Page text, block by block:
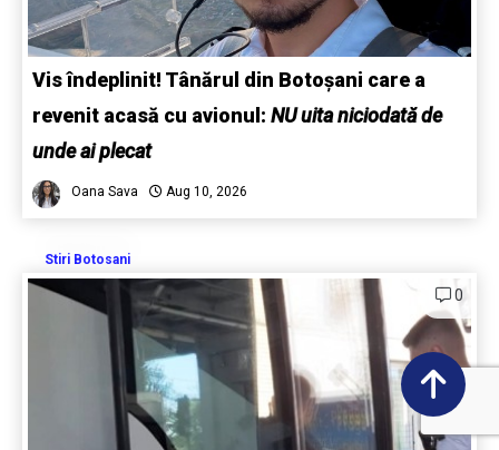
Vis îndeplinit! Tânărul din Botoșani care a
revenit acasă cu avionul: NU uita niciodată de
unde ai plecat
Oana Sava Aug 10, 2026
Stiri Botosani
0